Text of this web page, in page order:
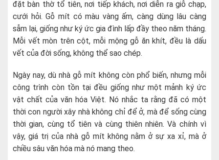
đặt bàn thờ tổ tiên, nơi tiếp khách, nơi diễn ra giỗ chạp,
cưới hỏi. Gỗ mít có màu vàng ấm, càng dùng lâu càng
sẫm lại, giống như ký ức gia đình lấp đầy theo năm tháng.
Mỗi vết mòn trên cột, mỗi mộng gỗ ăn khít, đều là dấu
vết của đời sống, không thể sao chép.
Ngày nay, dù nhà gỗ mít không còn phổ biến, nhưng mỗi
công trình còn tồn tại đều giống như một mảnh ký ức
vật chất của văn hóa Việt. Nó nhắc ta rằng đã có một
thời con người xây nhà không chỉ để ở, mà để sống cùng
thời gian, cùng tổ tiên và cùng thiên nhiên. Và chính vì
vậy, giá trị của nhà gỗ mít không nằm ở sự xa xỉ, mà ở
chiều sâu văn hóa mà nó mang theo.